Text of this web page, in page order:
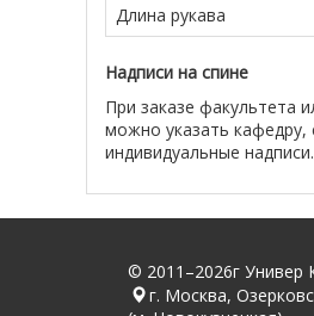
Длина рукава
Надписи на спине
При заказе факультета
можно указать кафедру,
индивидуальные надписи.
© 2011–2026г Универ
г. Москва,